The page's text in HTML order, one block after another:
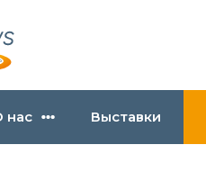
нас Выставки